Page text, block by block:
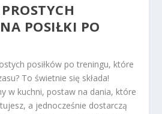
POSIŁKI PO
posiłków po treningu, które
To świetnie się składa!
w kuchni, postaw na dania, które
a jednocześnie dostarczą